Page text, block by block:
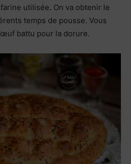
utilisée. On va obtenir le
temps de pousse. Vous
battu pour la dorure.